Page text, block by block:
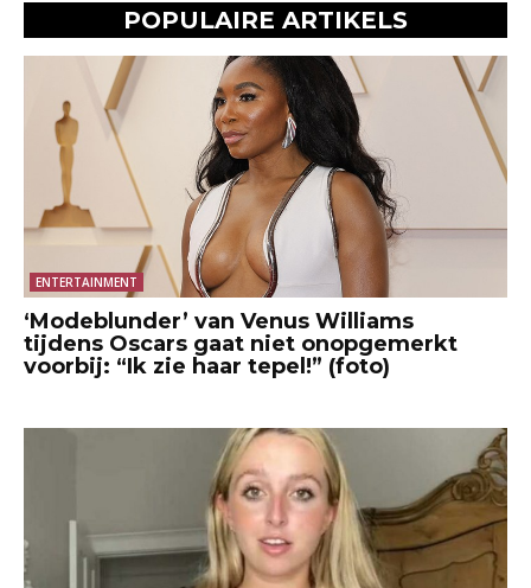
POPULAIRE ARTIKELS
ENTERTAINMENT
‘Modeblunder’ van Venus Williams
tijdens Oscars gaat niet onopgemerkt
voorbij: “Ik zie haar tepel!” (foto)